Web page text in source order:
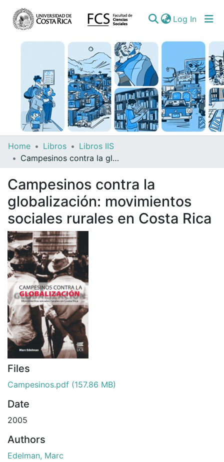
Log In
Communities
All of DSpace
Statistics
Home Libros
Libros IIS
Campesinos contra la globalización: movimientos sociales rurales en Costa Rica
Campesinos contra la
globalización: movimientos
sociales rurales en Costa Rica
Files
Campesinos.pdf (157.86 MB)
Date
2005
Authors
Edelman, Marc